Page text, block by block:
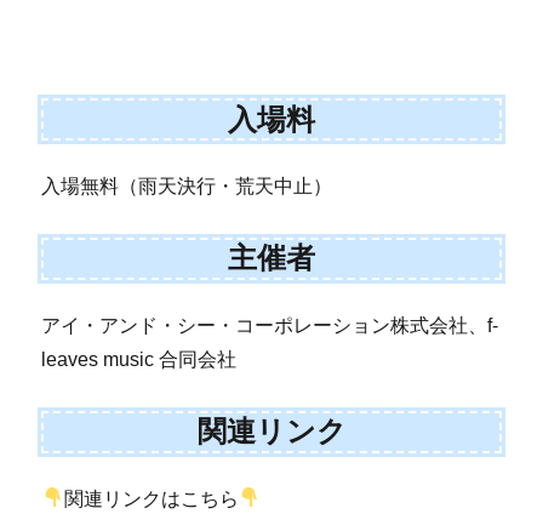
入場料
入場無料（雨天決行・荒天中止）
主催者
アイ・アンド・シー・コーポレーション株式会社、f-
leaves music 合同会社
関連リンク
関連リンクはこちら